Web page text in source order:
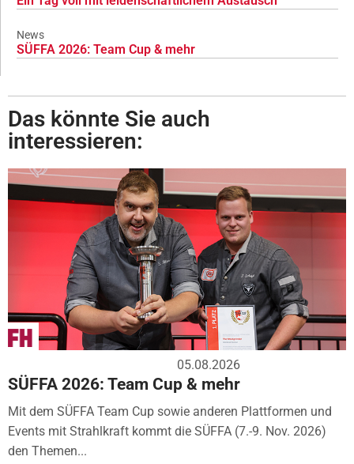
News
SÜFFA 2026: Team Cup & mehr
Das könnte Sie auch
interessieren:
05.08.2026
SÜFFA 2026: Team Cup & mehr
Mit dem SÜFFA Team Cup sowie anderen Plattformen und
Events mit Strahlkraft kommt die SÜFFA (7.-9. Nov. 2026)
den Themen...